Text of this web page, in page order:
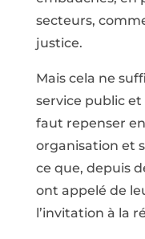
secteurs,
justice.
Mais cela ne
service public
faut repenser
organisation et
ce que, depuis
ont appelé de
l’invitation à la